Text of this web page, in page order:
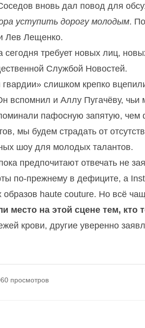
вновь дал повод для
уступить дорогу молодым.
Лев Лещенко.
требует новых лиц,
Службой Новостей.
слишком крепко
вспомнил и Аллу Пугачёву,
пафосную запятую, чем
мы будем страдать от
шоу для молодых талантов.
предпочитают отвечать не
по-прежнему в дефиците, а
образов haute couture. Но всё
место на этой сцене тем, кто
крови, другие уверенно
просмотров